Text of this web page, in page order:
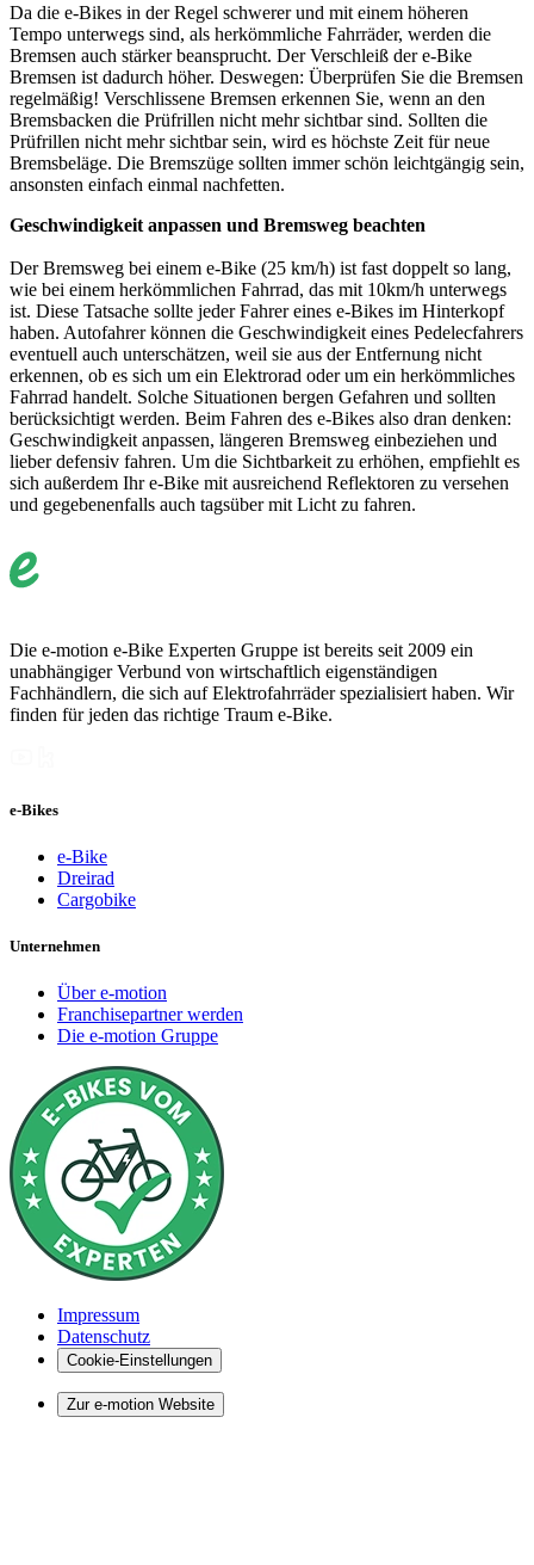
Da die e-Bikes in der Regel schwerer und mit einem höheren
Tempo unterwegs sind, als herkömmliche Fahrräder, werden die
Bremsen auch stärker beansprucht. Der Verschleiß der e-Bike
Bremsen ist dadurch höher. Deswegen: Überprüfen Sie die Bremsen
regelmäßig! Verschlissene Bremsen erkennen Sie, wenn an den
Bremsbacken die Prüfrillen nicht mehr sichtbar sind. Sollten die
Prüfrillen nicht mehr sichtbar sein, wird es höchste Zeit für neue
Bremsbeläge. Die Bremszüge sollten immer schön leichtgängig sein,
ansonsten einfach einmal nachfetten.
Geschwindigkeit anpassen und Bremsweg beachten
Der Bremsweg bei einem e-Bike (25 km/h) ist fast doppelt so lang,
wie bei einem herkömmlichen Fahrrad, das mit 10km/h unterwegs
ist. Diese Tatsache sollte jeder Fahrer eines e-Bikes im Hinterkopf
haben. Autofahrer können die Geschwindigkeit eines Pedelecfahrers
eventuell auch unterschätzen, weil sie aus der Entfernung nicht
erkennen, ob es sich um ein Elektrorad oder um ein herkömmliches
Fahrrad handelt. Solche Situationen bergen Gefahren und sollten
berücksichtigt werden. Beim Fahren des e-Bikes also dran denken:
Geschwindigkeit anpassen, längeren Bremsweg einbeziehen und
lieber defensiv fahren. Um die Sichtbarkeit zu erhöhen, empfiehlt es
sich außerdem Ihr e-Bike mit ausreichend Reflektoren zu versehen
und gegebenenfalls auch tagsüber mit Licht zu fahren.
Die e-motion e-Bike Experten Gruppe ist bereits seit 2009 ein
unabhängiger Verbund von wirtschaftlich eigenständigen
Fachhändlern, die sich auf Elektrofahrräder spezialisiert haben. Wir
finden für jeden das richtige Traum e-Bike.
e-Bikes
e-Bike
Dreirad
Cargobike
Unternehmen
Über e-motion
Franchisepartner werden
Die e-motion Gruppe
Impressum
Datenschutz
Cookie-Einstellungen
Zur e-motion Website